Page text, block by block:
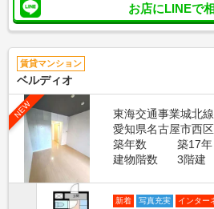
お店にLINEで
賃貸マンション
ベルディオ
NEW
東海交通事業城北
愛知県名古屋市西
築年数
築17年
建物階数
3階建
新着 写真充実 インター